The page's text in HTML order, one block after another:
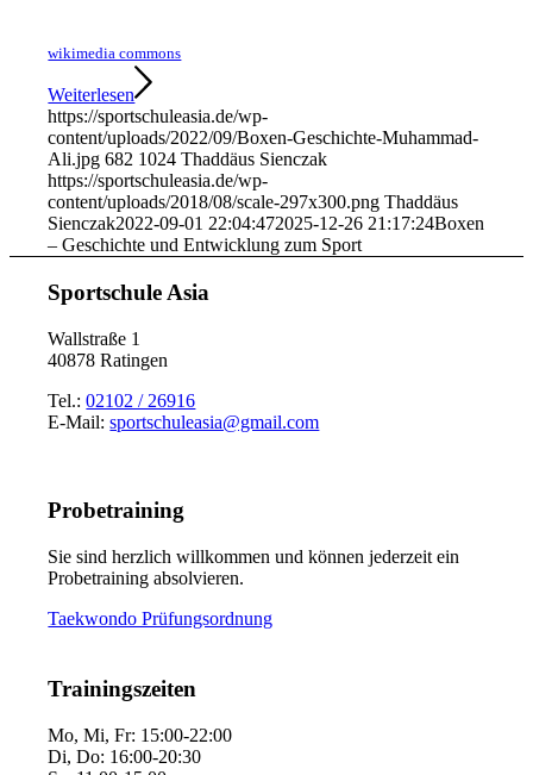
wikimedia commons
Weiterlesen
https://sportschuleasia.de/wp-
content/uploads/2022/09/Boxen-Geschichte-Muhammad-
Ali.jpg 682 1024 Thaddäus Sienczak
https://sportschuleasia.de/wp-
content/uploads/2018/08/scale-297x300.png Thaddäus
Sienczak2022-09-01 22:04:472025-12-26 21:17:24Boxen
– Geschichte und Entwicklung zum Sport
Sportschule Asia
Wallstraße 1
40878 Ratingen
Tel.:02102 / 26916
E-Mail:sportschuleasia@gmail.com
Probetraining
Sie sind herzlich willkommen und können jederzeit ein
Probetraining absolvieren.
Taekwondo Prüfungsordnung
Trainingszeiten
Mo, Mi, Fr: 15:00-22:00
Di, Do: 16:00-20:30